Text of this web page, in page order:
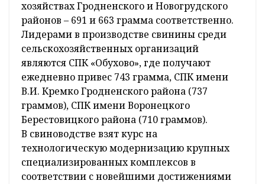
хозяйствах Гродненского и Новогрудского
районов – 691 и 663 грамма соответственно.
Лидерами в производстве свинины среди
сельскохозяйственных организаций
являются СПК «Обухово», где получают
ежедневно привес 743 грамма, СПК имени
В.И. Кремко Гродненского района (737
граммов), СПК имени Воронецкого
Берестовицкого района (710 граммов).
В свиноводстве взят курс на
технологическую модернизацию крупных
специализированных комплексов в
соответствии с новейшими достижениями